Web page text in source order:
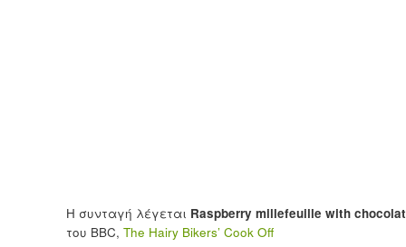
Η συνταγή λέγεται Raspberry millefeuille with
του BBC, The Hairy Bikers’ Cook Off